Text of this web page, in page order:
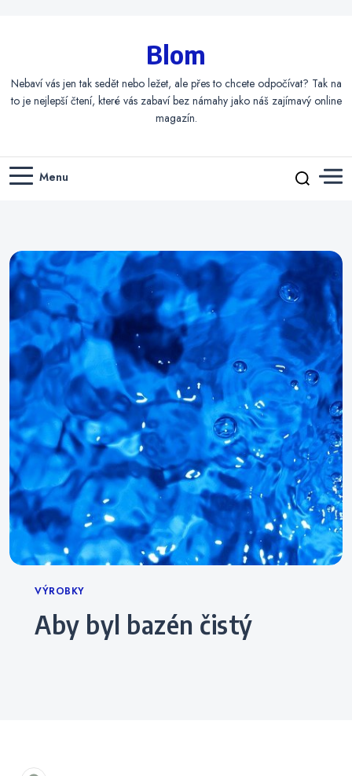
Blom
Nebaví vás jen tak sedět nebo ležet, ale přes to chcete odpočívat? Tak na
to je nejlepší čtení, které vás zabaví bez námahy jako náš zajímavý online
magazín.
Menu
Categories
VÝROBKY
Aby byl bazén čistý